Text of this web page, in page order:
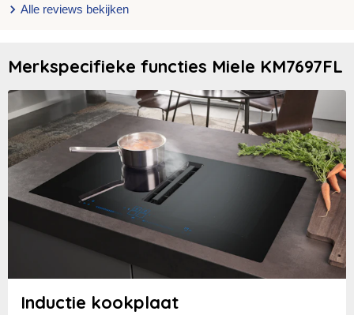
Alle reviews bekijken
Merkspecifieke functies Miele KM7697FL
Inductie kookplaat